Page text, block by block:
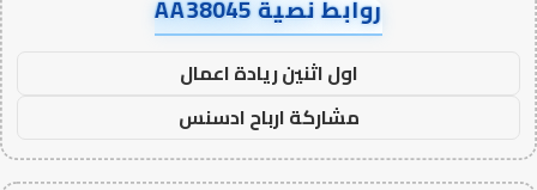
روابط نصية AA38045
اول اثنين ريادة اعمال
مشاركة ارباح ادسنس